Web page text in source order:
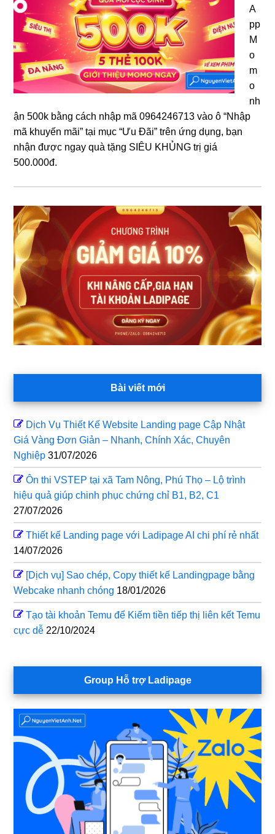
A
pp
M
o
m
o
nh
ận 500k bằng cách nhập mã 0964246713 vào ô “Nhập
mã khuyến mãi” tại mục “Ưu Đãi” trên ứng dụng, bạn
nhận được ngay quà tặng SIÊU KHỦNG trị giá
500.000đ.
Sidebar
chính
Bài viết mới
Dịch Vụ Thiết Kế Website Landing page Cập Nhật
Giá Vàng Đơn Giản – Nhanh, Chính Xác, Chuyên
Nghiệp 31/07/2026
Ôn thi VSTEP tại xã Tam Nông, Phú Thọ – Lộ trình
hiệu quả giúp chinh phục chứng chỉ B1, B2, C1
27/07/2026
Thiết kế Landing page với Ladipage AI chi phí rẻ nhất
14/07/2026
[Dịch vụ] Sao chép, Copy thiết kế Landingpage bằng
Webcake nhanh chóng 18/01/2026
Tạo tài khoản Temu để Kiếm tiền tiếp thị liên kết Temu
cực dễ 22/10/2024
Group Hỗ trợ Ladipage